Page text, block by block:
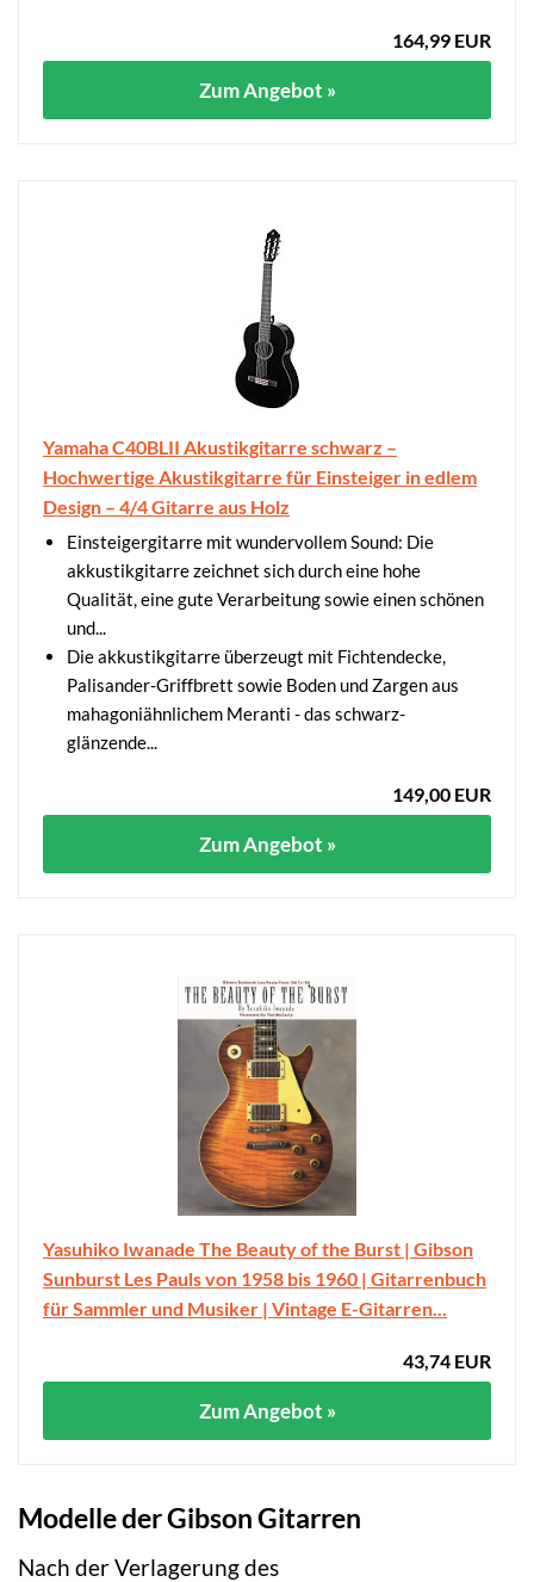
164,99 EUR
Zum Angebot »
Yamaha C40BLII Akustikgitarre schwarz –
Hochwertige Akustikgitarre für Einsteiger in edlem
Design – 4/4 Gitarre aus Holz
Einsteigergitarre mit wundervollem Sound: Die
akkustikgitarre zeichnet sich durch eine hohe
Qualität, eine gute Verarbeitung sowie einen schönen
und...
Die akkustikgitarre überzeugt mit Fichtendecke,
Palisander-Griffbrett sowie Boden und Zargen aus
mahagoniähnlichem Meranti - das schwarz-
glänzende...
149,00 EUR
Zum Angebot »
Yasuhiko Iwanade The Beauty of the Burst | Gibson
Sunburst Les Pauls von 1958 bis 1960 | Gitarrenbuch
für Sammler und Musiker | Vintage E-Gitarren...
43,74 EUR
Zum Angebot »
Modelle der Gibson Gitarren
Nach der Verlagerung des